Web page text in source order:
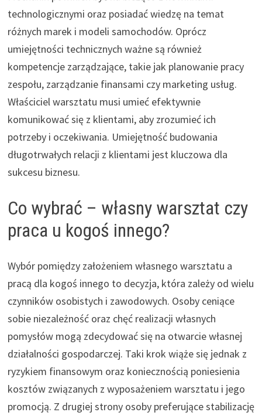
technologicznymi oraz posiadać wiedzę na temat
różnych marek i modeli samochodów. Oprócz
umiejętności technicznych ważne są również
kompetencje zarządzające, takie jak planowanie pracy
zespołu, zarządzanie finansami czy marketing usług.
Właściciel warsztatu musi umieć efektywnie
komunikować się z klientami, aby zrozumieć ich
potrzeby i oczekiwania. Umiejętność budowania
długotrwałych relacji z klientami jest kluczowa dla
sukcesu biznesu.
Co wybrać – własny warsztat czy
praca u kogoś innego?
Wybór pomiędzy założeniem własnego warsztatu a
pracą dla kogoś innego to decyzja, która zależy od wielu
czynników osobistych i zawodowych. Osoby ceniące
sobie niezależność oraz chęć realizacji własnych
pomysłów mogą zdecydować się na otwarcie własnej
działalności gospodarczej. Taki krok wiąże się jednak z
ryzykiem finansowym oraz koniecznością poniesienia
kosztów związanych z wyposażeniem warsztatu i jego
promocją. Z drugiej strony osoby preferujące stabilizację